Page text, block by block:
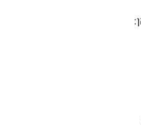
נקדים‭ ‬את‭ ‬דברי‭ ‬חז‭"‬ל‭ [‬מסכת‭ ‬ברכות‭ ‬ה‭, ‬א‭] :‬’שלש‭ ‬מתנות‭ ‬טובות‭ ‬נתן‭ ‬ה‮’‬‭ ‬לישראל‭ ‬וכולן‭ ‬לא‭ ‬נתנן‭ ‬אלא‭ ‬ע”י‭ ‬ייסורים‭, ‬ואלו‭ ‬הן‭: